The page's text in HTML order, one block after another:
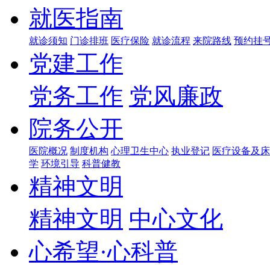
就医指南
就诊须知 门诊排班 医疗保险 就诊流程 来院路线 预约挂
党建工作
党务工作 党风廉政
院务公开
医院概况 制度机构 心理卫生中心 执业登记 医疗设备及
学 环境引导 科普健教
精神文明
精神文明 中心文化
心希望·心科普